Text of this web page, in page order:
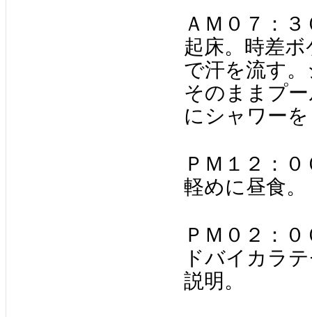
ＡＭ０７：３
起床。時差
で汗を流す
そのままプ
にシャワー
ＰＭ１２：０
軽めに昼食。
ＰＭ０２：０
ドバイカラ
説明。